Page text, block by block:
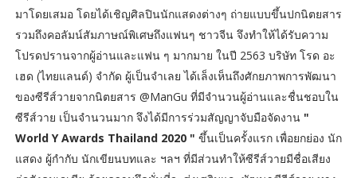
มาโดยเสมอ โดยได้เชิญศิลปินนักแสดงต่างๆ ถ่ายแบบขึ้นปกนิตยสาร
รวมถึงคอลัมน์สัมภาษณ์พิเศษถึงแฟนๆ ชาวจีน จึงทำให้ได้รับความ
โปรดปรานจากผู้อ่านและแฟน ๆ มากมาย ในปี 2563 บริษัท โรด อะ
เฮด (ไทยแลนด์) จำกัด ผู้เป็นจำเลย ได้เล็งเห็นถึงศักยภาพการพัฒนา
ของซีรีส์วายจากนิตยสาร @ManGu ที่มีจำนวนผู้อ่านและชื่นชอบใน
ซีรีส์วาย เป็นจำนวนมาก จึงได้มีการร่วมสัญญาจับมือจัดงาน"
World Y Awards Thailand 2020 " ขึ้นเป็นครั้งแรก เพื่อยกย่อง นัก
แสดง ผู้กำกับ นักเขียนบทและ ฯลฯ ที่มีส่วนทำให้ซีรีส์วายมีชื่อเสียง